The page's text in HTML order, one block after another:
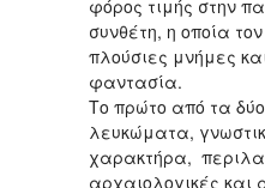
φόρος τιμής στην
συνθέτη, η οποία
πλούσιες μνήμες
φαντασία.
Το πρώτο από τα
λευκώματα,
χαρακτήρα,
αρχαιολογικές και